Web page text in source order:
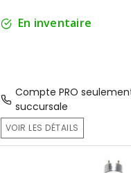
En inventaire
Compte PRO
succursale
VOIR LES DÉTAILS